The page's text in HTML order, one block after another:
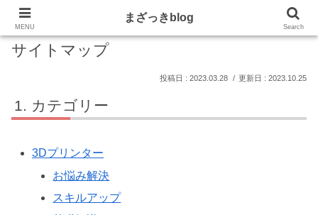
サイトマップ
2023.03.28 2023.10.25
カテゴリー
3Dプリンター
お悩み解決
スキルアップ
MENU
まざっきblog
Search